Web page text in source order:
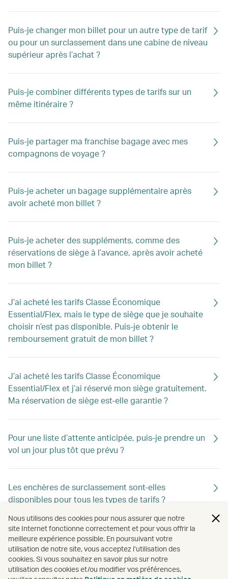
Puis-je changer mon billet pour un autre type de tarif
ou pour un surclassement dans une cabine de niveau
supérieur après l’achat ?
Puis-je combiner différents types de tarifs sur un
même itinéraire ?
Puis-je partager ma franchise bagage avec mes
compagnons de voyage ?
Puis-je acheter un bagage supplémentaire après
avoir acheté mon billet ?
Puis-je acheter des suppléments, comme des
réservations de siège à l’avance, après avoir acheté
mon billet ?
J’ai acheté les tarifs Classe Économique
Essential/Flex, mais le type de siège que je souhaite
choisir n’est pas disponible. Puis-je obtenir le
remboursement gratuit de mon billet ?
J’ai acheté les tarifs Classe Économique
Essential/Flex et j’ai réservé mon siège gratuitement.
Ma réservation de siège est-elle garantie ?
Pour une liste d’attente anticipée, puis-je prendre un
vol un jour plus tôt que prévu ?
Les enchères de surclassement sont-elles
disponibles pour tous les types de tarifs ?
Qu’est-ce qu’un itinéraire avec plusieurs cabines ?
Puis-je combiner plusieurs cabines sur un même
Nous utilisons des cookies pour nous assurer que notre
site Internet fonctionne correctement et pour vous offrir la
meilleure expérience possible. En poursuivant votre
utilisation de notre site, vous acceptez l’utilisation des
cookies. Si vous souhaitez en savoir plus sur notre
utilisation des cookies et/ou modifier vos préférences,